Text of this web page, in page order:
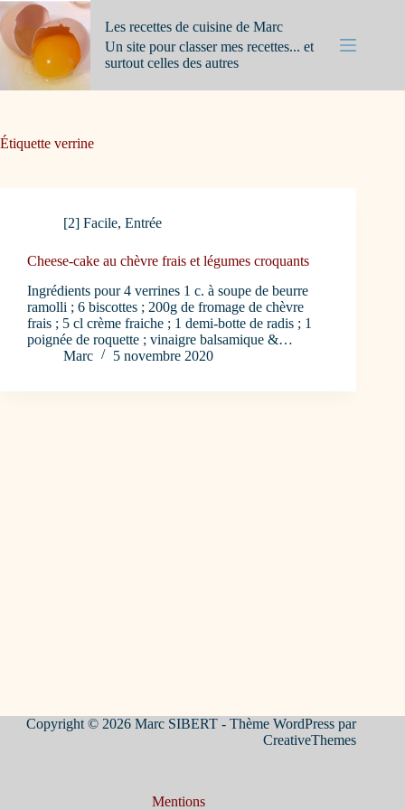
Passer
au
contenu
Les recettes de cuisine de Marc
Un site pour classer mes recettes... et
surtout celles des autres
Étiquette verrine
[2] Facile, Entrée
Cheese-cake au chèvre frais et légumes croquants
Ingrédients pour 4 verrines 1 c. à soupe de beurre
ramolli ; 6 biscottes ; 200g de fromage de chèvre
frais ; 5 cl crème fraiche ; 1 demi-botte de radis ; 1
poignée de roquette ; vinaigre balsamique &…
Marc
5 novembre 2020
Copyright © 2026 Marc SIBERT - Thème WordPress par
CreativeThemes
Mentions